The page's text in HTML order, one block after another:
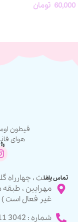
60,000 تومان
قیطون
هوای
تماس بامارشت ، چهارراه
مهرایین ،
غیر فعال است )
شماره : 3042 211 0133